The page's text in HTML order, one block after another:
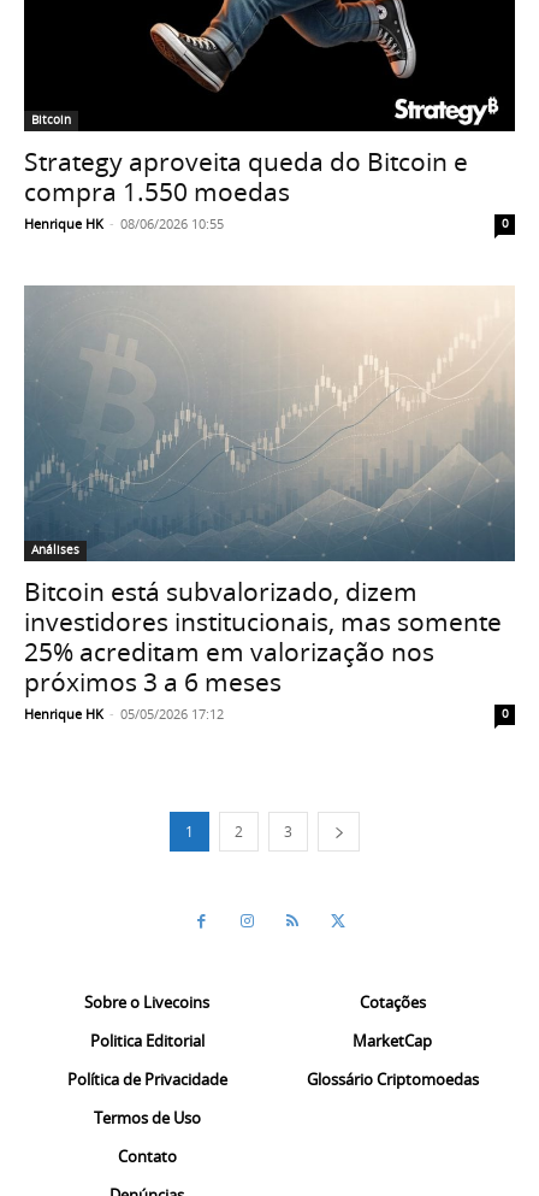
Bitcoin
Strategy aproveita queda do Bitcoin e
compra 1.550 moedas
Henrique HK - 08/06/2026 10:55 0
Análises
Bitcoin está subvalorizado, dizem
investidores institucionais, mas somente
25% acreditam em valorização nos
próximos 3 a 6 meses
Henrique HK - 05/05/2026 17:12 0
1 2 3
Sobre o Livecoins
Politica Editorial
Política de Privacidade
Termos de Uso
Contato
Cotações
MarketCap
Glossário Criptomoedas